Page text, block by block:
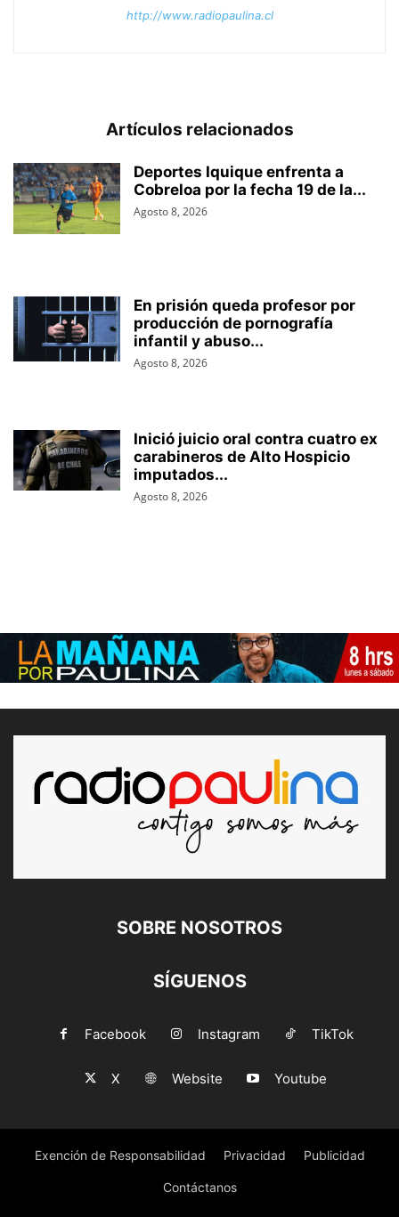
http://www.radiopaulina.cl
Artículos relacionados
Deportes Iquique enfrenta a
Cobreloa por la fecha 19 de la...
Agosto 8, 2026
En prisión queda profesor por
producción de pornografía
infantil y abuso...
Agosto 8, 2026
Inició juicio oral contra cuatro ex
carabineros de Alto Hospicio
imputados...
Agosto 8, 2026
SOBRE NOSOTROS
SÍGUENOS
Facebook Instagram TikTok
X Website Youtube
Exención de Responsabilidad Privacidad Publicidad
Contáctanos